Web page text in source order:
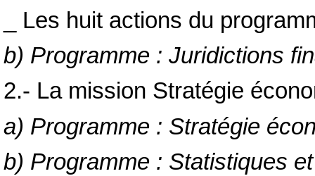
_ Les huit actions du
b) Programme : Juridictions
2.- La mission Stratégie
a) Programme : Stratégie
b) Programme : Statistiques